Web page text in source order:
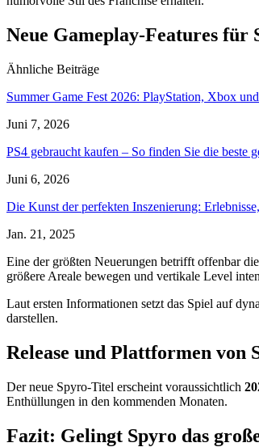
Neue Gameplay-Features für
Ähnliche Beiträge
Summer Game Fest 2026: PlayStation, Xbox
Juni 7, 2026
PS4 gebraucht kaufen – So finden Sie die beste
Juni 6, 2026
Die Kunst der perfekten Inszenierung:
Jan. 21, 2025
Eine der größten Neuerungen betrifft offenbar
größere Areale bewegen und vertikale Level
Laut ersten Informationen setzt das Spiel auf
darstellen.
Release und Plattformen von
Der neue Spyro-Titel erscheint voraussichtlich
Enthüllungen in den kommenden Monaten.
Fazit: Gelingt Spyro das